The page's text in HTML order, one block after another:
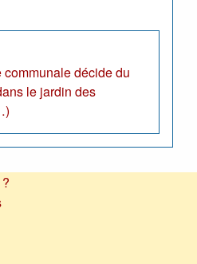
décide du
le jardin des